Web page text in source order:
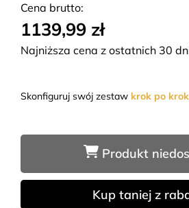
Cena brutto:
1139,99 zł
Najniższa cena z ostatnich 30
Skonfiguruj swój zestaw krok po
Produkt
Kup taniej z